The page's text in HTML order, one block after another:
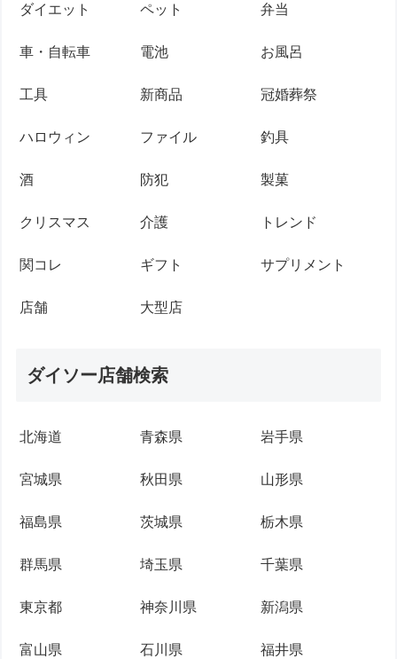
ダイエット ペット 弁当
車・自転車 電池 お風呂
工具 新商品 冠婚葬祭
ハロウィン ファイル 釣具
酒 防犯 製菓
クリスマス 介護 トレンド
関コレ ギフト サプリメント
店舗 大型店
ダイソー店舗検索
北海道 青森県 岩手県
宮城県 秋田県 山形県
福島県 茨城県 栃木県
群馬県 埼玉県 千葉県
東京都 神奈川県 新潟県
富山県 石川県 福井県